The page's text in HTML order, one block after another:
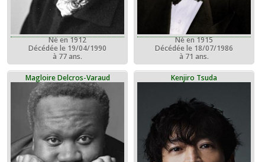
Né en 1912
Décédée le 19/04/1990
à 77 ans.
Né en 1915
Décédée le 18/07/1986
à 71 ans.
Magloire Delcros-Varaud Kenjiro Tsuda